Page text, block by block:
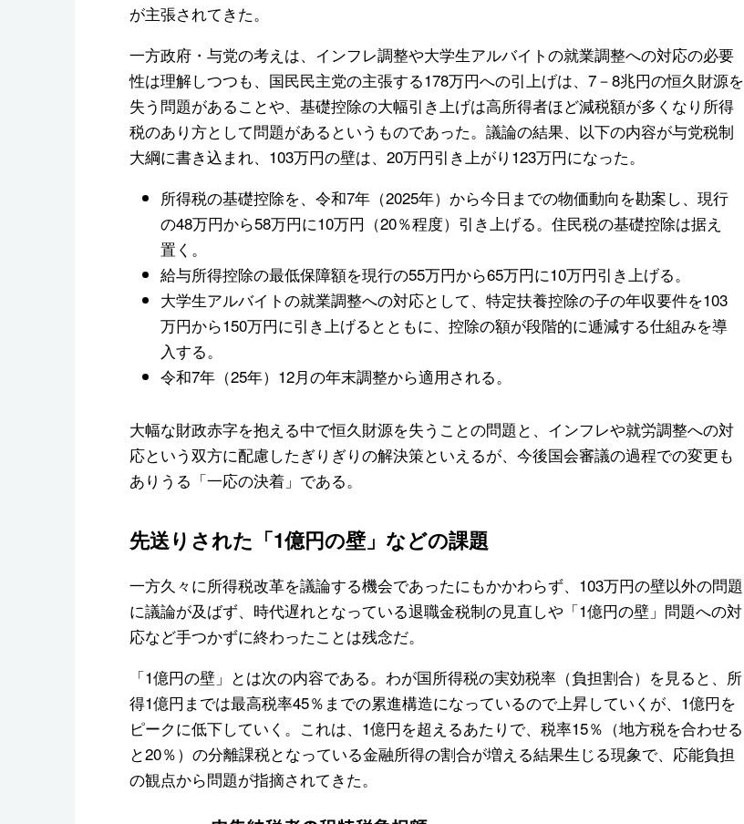
が主張されてきた。
一方政府・与党の考えは、インフレ調整や大学生アルバイトの就業調整への対応の必要
性は理解しつつも、国民民主党の主張する178万円への引上げは、7－8兆円の恒久財源を
失う問題があることや、基礎控除の大幅引き上げは高所得者ほど減税額が多くなり所得
税のあり方として問題があるというものであった。議論の結果、以下の内容が与党税制
大綱に書き込まれ、103万円の壁は、20万円引き上がり123万円になった。
所得税の基礎控除を、令和7年（2025年）から今日までの物価動向を勘案し、現行
の48万円から58万円に10万円（20％程度）引き上げる。住民税の基礎控除は据え
置く。
給与所得控除の最低保障額を現行の55万円から65万円に10万円引き上げる。
大学生アルバイトの就業調整への対応として、特定扶養控除の子の年収要件を103
万円から150万円に引き上げるとともに、控除の額が段階的に逓減する仕組みを導
入する。
令和7年（25年）12月の年末調整から適用される。
大幅な財政赤字を抱える中で恒久財源を失うことの問題と、インフレや就労調整への対
応という双方に配慮したぎりぎりの解決策といえるが、今後国会審議の過程での変更も
ありうる「一応の決着」である。
先送りされた「1億円の壁」などの課題
一方久々に所得税改革を議論する機会であったにもかかわらず、103万円の壁以外の問題
に議論が及ばず、時代遅れとなっている退職金税制の見直しや「1億円の壁」問題への対
応など手つかずに終わったことは残念だ。
「1億円の壁」とは次の内容である。わが国所得税の実効税率（負担割合）を見ると、所
得1億円までは最高税率45％までの累進構造になっているので上昇していくが、1億円を
ピークに低下していく。これは、1億円を超えるあたりで、税率15％（地方税を合わせる
と20％）の分離課税となっている金融所得の割合が増える結果生じる現象で、応能負担
の観点から問題が指摘されてきた。